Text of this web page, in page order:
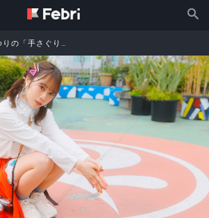
伊達さゆりの「手さぐりの旅」 第8回 いつかこんな風に思える日が来てほしいと感じた YOASOBIさんの「アドベンチャー」（後編）